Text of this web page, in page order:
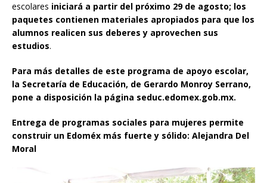
escolares iniciará a partir del próximo 29 de agosto; los
paquetes contienen materiales apropiados para que los
alumnos realicen sus deberes y aprovechen sus
estudios.
Para más detalles de este programa de apoyo escolar,
la Secretaría de Educación, de Gerardo Monroy Serrano,
pone a disposición la página seduc.edomex.gob.mx.
Entrega de programas sociales para mujeres permite
construir un Edoméx más fuerte y sólido: Alejandra Del
Moral